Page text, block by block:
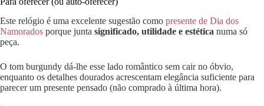
Este relógio é uma excelente sugestão como presente de Dia dos
Namorados porque junta significado, utilidade e estética numa só
peça.
O tom burgundy dá-lhe esse lado romântico sem cair no óbvio,
enquanto os detalhes dourados acrescentam elegância suficiente para
parecer um presente pensado (não comprado à última hora).